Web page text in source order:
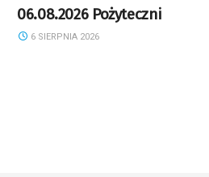
06.08.2026 Pożyteczni
6 SIERPNIA 2026